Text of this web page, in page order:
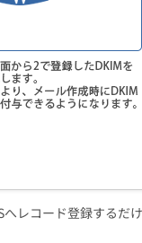
レコード登録するだ